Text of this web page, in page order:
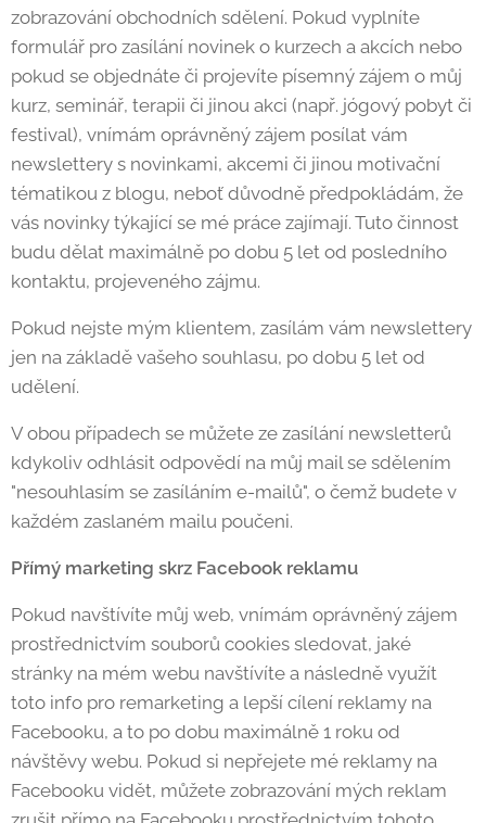
zobrazování obchodních sdělení. Pokud vyplníte
formulář pro zasílání novinek o kurzech a akcích nebo
pokud se objednáte či projevíte písemný zájem o můj
kurz, seminář, terapii či jinou akci (např. jógový pobyt či
festival), vnímám oprávněný zájem posílat vám
newslettery s novinkami, akcemi či jinou motivační
tématikou z blogu, neboť důvodně předpokládám, že
vás novinky týkající se mé práce zajímají. Tuto činnost
budu dělat maximálně po dobu 5 let od posledního
kontaktu, projeveného zájmu.
Pokud nejste mým klientem, zasílám vám newslettery
jen na základě vašeho souhlasu, po dobu 5 let od
udělení.
V obou případech se můžete ze zasílání newsletterů
kdykoliv odhlásit odpovědí na můj mail se sdělením
"nesouhlasím se zasíláním e-mailů", o čemž budete v
každém zaslaném mailu poučeni.
Přímý marketing skrz Facebook reklamu
Pokud navštívíte můj web, vnímám oprávněný zájem
prostřednictvím souborů cookies sledovat, jaké
stránky na mém webu navštívíte a následně využít
toto info pro remarketing a lepší cílení reklamy na
Facebooku, a to po dobu maximálně 1 roku od
návštěvy webu. Pokud si nepřejete mé reklamy na
Facebooku vidět, můžete zobrazování mých reklam